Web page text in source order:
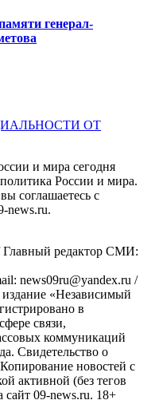
генерал-
ОТ
и мира сегодня
России и мира.
соглашаетесь с
news.ru.
редактор СМИ:
news09ru@yandex.ru /
«Независимый
в
связи,
коммуникаций
Свидетельство о
новостей с
активной (без тегов
09-news.ru. 18+